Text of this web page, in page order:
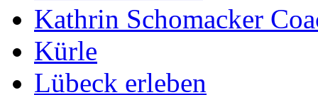
Kathrin Schomacker
Kürle
Lübeck erleben